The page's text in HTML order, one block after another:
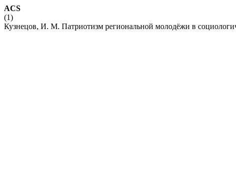
ACS
(1)
Кузнецов, И. М. Патриотизм региональной молодёжи в